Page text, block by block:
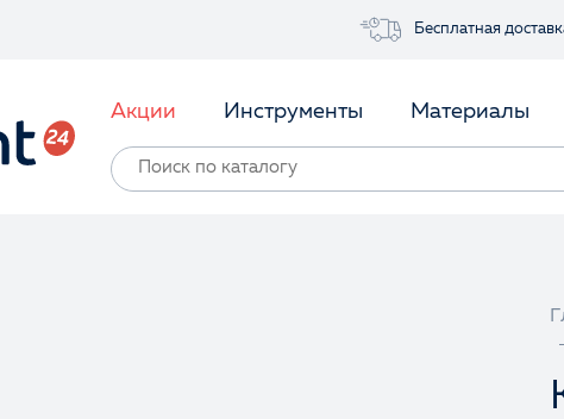
Бесплатная
Акции Инструменты Материалы